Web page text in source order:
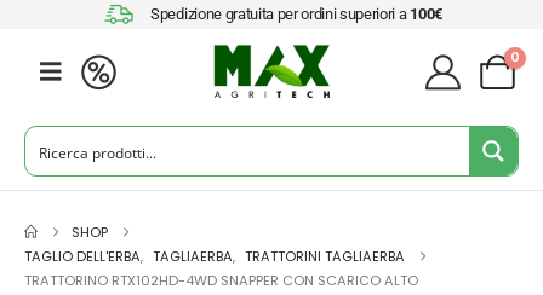
Spedizione gratuita per ordini superiori a 100€
0
SHOP
TAGLIO DELL'ERBA, TAGLIAERBA, TRATTORINI TAGLIAERBA
TRATTORINO RTX102HD-4WD SNAPPER CON SCARICO ALTO